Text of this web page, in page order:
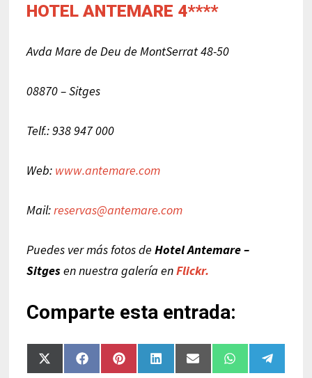
HOTEL ANTEMARE 4****
Avda Mare de Deu de MontSerrat 48-50
08870 – Sitges
Telf.: 938 947 000
Web: www.antemare.com
Mail:reservas@antemare.com
Puedes ver más fotos de Hotel Antemare –
Sitgesen nuestra galería enFlickr.
Comparte esta entrada:
CompartirCompartirCompartirCompartirCompartirCompartir